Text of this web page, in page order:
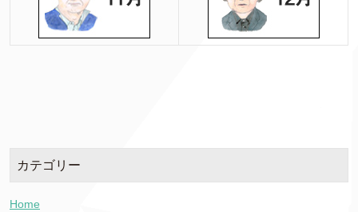
カテゴリー
Home